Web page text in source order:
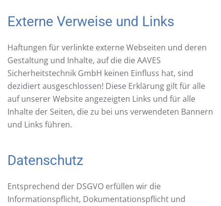
Externe Verweise und Links
Haftungen für verlinkte externe Webseiten und deren
Gestaltung und Inhalte, auf die die AAVES
Sicherheitstechnik GmbH keinen Einfluss hat, sind
dezidiert ausgeschlossen! Diese Erklärung gilt für alle
auf unserer Website angezeigten Links und für alle
Inhalte der Seiten, die zu bei uns verwendeten Bannern
und Links führen.
Datenschutz
Entsprechend der DSGVO erfüllen wir die
Informationspflicht, Dokumentationspflicht und